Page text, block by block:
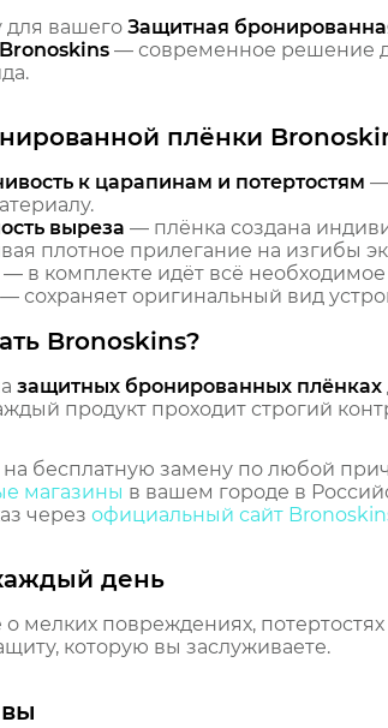
вашего Защитная
— современное решение
плёнки
к царапинам и потертостям —
выреза — плёнка создана
плотное прилегание на изгибы
— в комплекте идёт всё
— сохраняет оригинальный вид
Bronoskins?
защитных бронированных плёнках
продукт проходит строгий
на бесплатную замену по любой
магазины в вашем городе в
через официальный сайт
день
мелких повреждениях,
которую вы заслуживаете.